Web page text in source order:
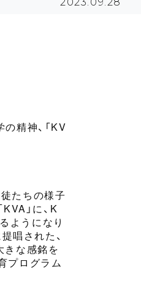
精神、「KV
たちの様子
」に、K
ようになり
唱された、
きな感銘を
プログラム